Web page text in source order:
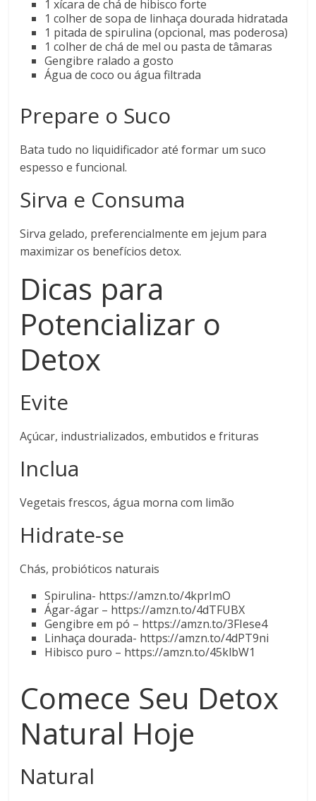
1 xícara de chá de hibisco forte
1 colher de sopa de linhaça dourada hidratada
1 pitada de spirulina (opcional, mas poderosa)
1 colher de chá de mel ou pasta de tâmaras
Gengibre ralado a gosto
Água de coco ou água filtrada
Prepare o Suco
Bata tudo no liquidificador até formar um suco
espesso e funcional.
Sirva e Consuma
Sirva gelado, preferencialmente em jejum para
maximizar os benefícios detox.
Dicas para
Potencializar o
Detox
Evite
Açúcar, industrializados, embutidos e frituras
Inclua
Vegetais frescos, água morna com limão
Hidrate-se
Chás, probióticos naturais
Spirulina- https://amzn.to/4kprImO
Ágar-ágar – https://amzn.to/4dTFUBX
Gengibre em pó – https://amzn.to/3FIese4
Linhaça dourada- https://amzn.to/4dPT9ni
Hibisco puro – https://amzn.to/45klbW1
Comece Seu Detox
Natural Hoje
Natural